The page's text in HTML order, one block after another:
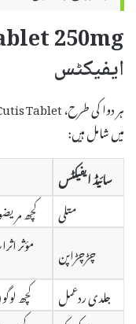
ایفیکٹس
میں شامل ہیں:
سائیڈ ایفیکٹس
متلی
کچھ
چڑچڑاپن
مؤثر
جلدی ردعمل
کچھ